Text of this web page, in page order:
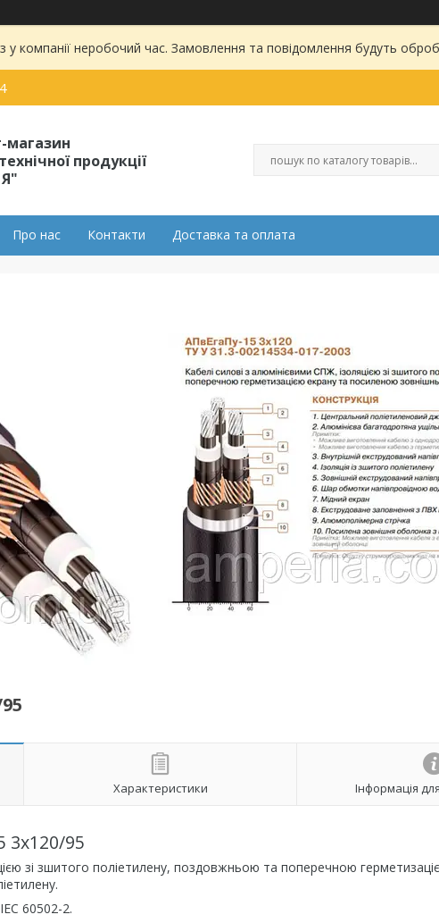
у компанії неробочий час. Замовлення та повідомлення будуть
магазин
продукції
Про нас Контакти Доставка та оплата
Характеристики Інформація
3х120/95
зі зшитого поліетилену, поздовжньою та поперечною
60502-2.